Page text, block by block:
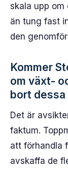
skala upp om
än tung fast
den
Kommer
om växt-
bort
Det är
faktum.
att förhandla
avskaffa de